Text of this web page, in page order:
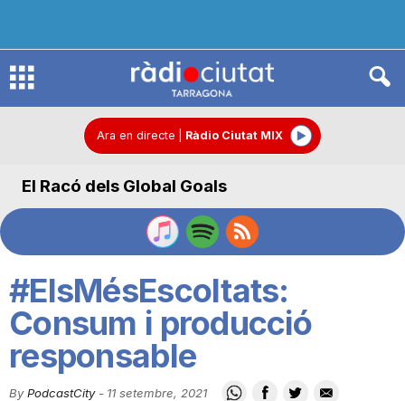
R
d
C
Ara en directe Ràdio Ciutat MIX
El Racó dels Global Goals
#ElsMésEscoltats:
Consum i producció
responsable
By PodcastCity- 11 setembre, 2021